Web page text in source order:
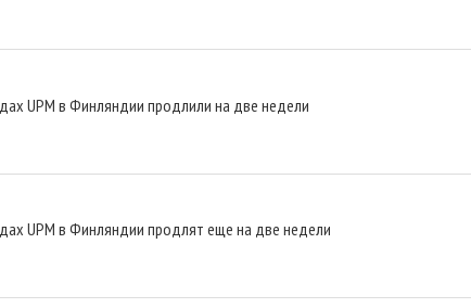
UPM в Финляндии продлили на две недели
UPM в Финляндии продлят еще на две недели